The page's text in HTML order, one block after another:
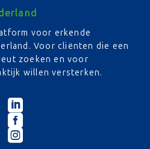
voor erkende
Voor cliënten die een
zoeken en voor
willen versterken.


